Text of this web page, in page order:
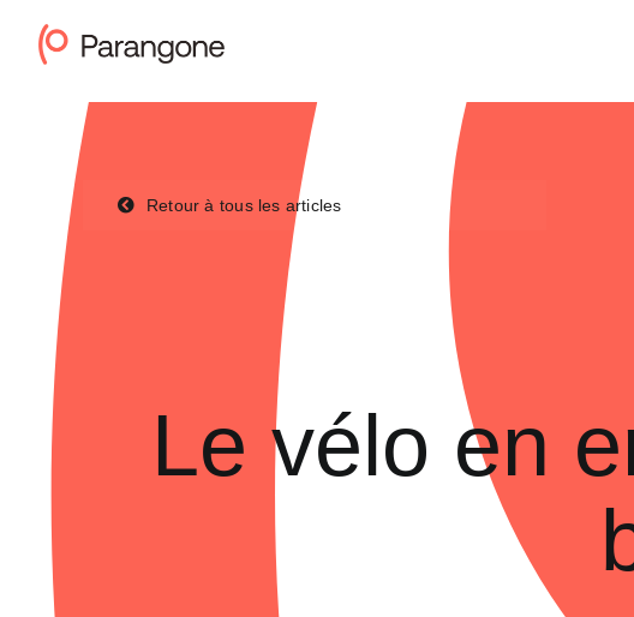
Retour à tous les articles
Le vélo en